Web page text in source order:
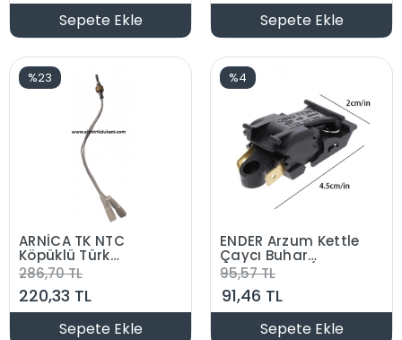
Sepete Ekle Sepete Ekle
%23
ARNİCA TK NTC
Köpüklü Türk
Kahvesi Kahve
Makinesi Sıcaklık
Sensörü (Orjinal
Ürün)
286,70 TL
220,33 TL
Sepete Ekle
%4
ENDER Arzum Kettle
Çaycı Buhar
Termostadı (Ketıl
Termostatı)
95,57 TL
91,46 TL
Sepete Ekle